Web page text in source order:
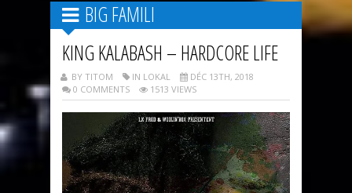
BIG FAMILI
KING KALABASH – HARDCORE LIFE
BY TITOM IN LOKAL
DÉC 13TH, 2018
0 COMMENTS
1513 VIEWS